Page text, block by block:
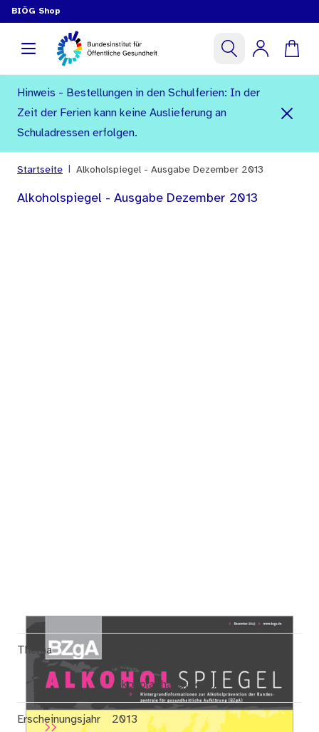
BIÖG Shop
Hinweis - Bestellungen in den Schulferien: In der
Zeit der Ferien kann keine Auslieferung an
Schuladressen erfolgen.
Startseite Alkoholspiegel - Ausgabe Dezember 2013
Alkoholspiegel - Ausgabe Dezember 2013
Thema
Pubertät erhöht das Risiko von
Alkoholabhängigkeit.
Erscheinungsjahr 2013